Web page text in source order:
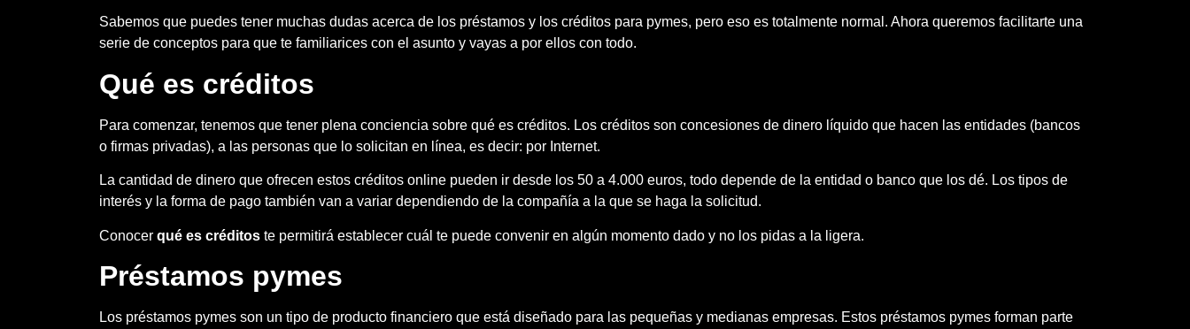
Sabemos que puedes tener muchas dudas acerca de los préstamos y los créditos para pymes, pero eso es totalmente normal. Ahora queremos facilitarte una
serie de conceptos para que te familiarices con el asunto y vayas a por ellos con todo.
Qué es créditos
Para comenzar, tenemos que tener plena conciencia sobre qué es créditos. Los créditos son concesiones de dinero líquido que hacen las entidades (bancos
o firmas privadas), a las personas que lo solicitan en línea, es decir: por Internet.
La cantidad de dinero que ofrecen estos créditos online pueden ir desde los 50 a 4.000 euros, todo depende de la entidad o banco que los dé. Los tipos de
interés y la forma de pago también van a variar dependiendo de la compañía a la que se haga la solicitud.
Conocer qué es créditos te permitirá establecer cuál te puede convenir en algún momento dado y no los pidas a la ligera.
Préstamos pymes
Los préstamos pymes son un tipo de producto financiero que está diseñado para las pequeñas y medianas empresas. Estos préstamos pymes forman parte